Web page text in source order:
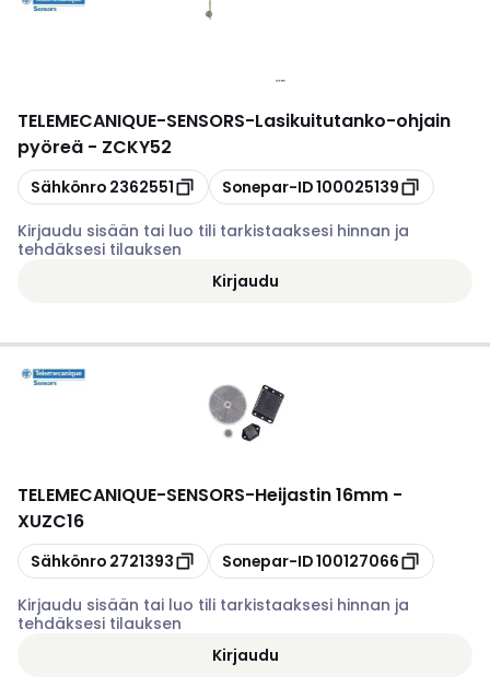
TELEMECANIQUE-SENSORS-Lasikuitutanko-ohjain
pyöreä - ZCKY52
Kopioi
Sähkönro 2362551 Kopioi
Sonepar-ID100025139
Kirjaudu sisään tai luo tili tarkistaaksesi hinnan ja
tehdäksesi tilauksen
Kirjaudu
TELEMECANIQUE-SENSORS-Heijastin 16mm -
XUZC16
Kopioi
Sähkönro 2721393 Kopioi
Sonepar-ID100127066
Kirjaudu sisään tai luo tili tarkistaaksesi hinnan ja
tehdäksesi tilauksen
Kirjaudu